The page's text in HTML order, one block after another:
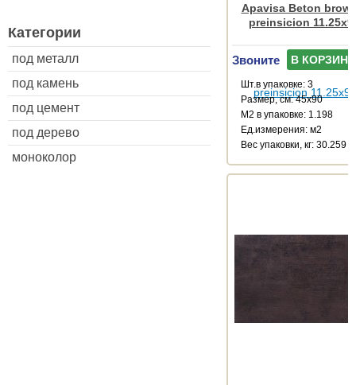
Категории
под металл
под камень
под цемент
под дерево
моноколор
Apavisa Beton
preinsicion
Звоните В КОРЗИНУ
Шт.в упаковке: 3
Размер, см: 45x90
М2 в упаковке: 1.198
Ед.измерения: м2
Веc упаковки, кг: 30.259